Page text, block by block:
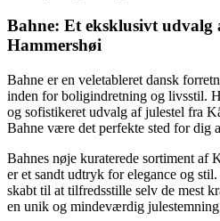
Bahne: Et eksklusivt udvalg
Hammershøi
Bahne er en veletableret dansk
inden for boligindretning og livsstil.
og sofistikeret udvalg af julestel fra
Bahne være det perfekte sted for dig
Bahnes nøje kuraterede sortiment af
er et sandt udtryk for elegance og
skabt til at tilfredsstille selv de mest
en unik og mindeværdig